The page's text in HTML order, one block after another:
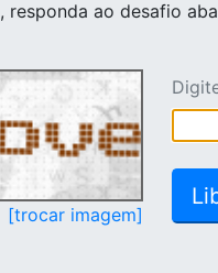
, responda ao desafio
[trocar imagem]